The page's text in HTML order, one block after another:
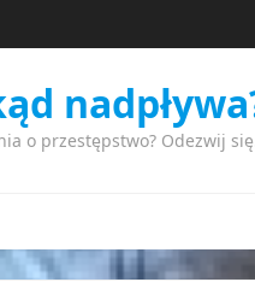
o przestępstwo? Odezwij